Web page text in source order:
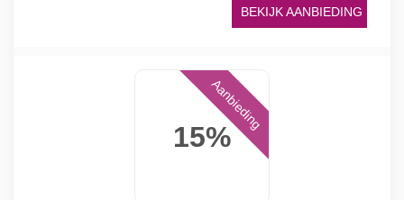
BEKIJK AANBIEDING
15%
Aanbieding